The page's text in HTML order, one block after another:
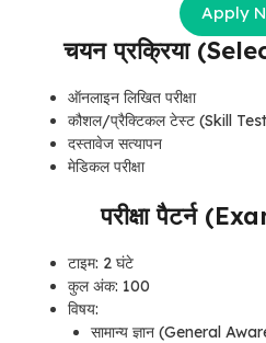
Apply
चयन प्रक्रिया
ऑनलाइन लिखित परीक्षा
कौशल/प्रैक्टिकल टेस्ट (Skill
दस्तावेज सत्यापन
मेडिकल परीक्षा
परीक्षा पैटर्न
टाइम: 2 घंटे
कुल अंक: 100
विषय:
सामान्य ज्ञान (General